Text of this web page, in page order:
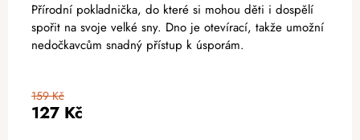
127 Kč
159 Kč
Přírodní pokladnička, do které si mohou děti i dospělí
spořit na svoje velké sny. Dno je otevírací, takže umožní
nedočkavcům snadný přístup k úsporám.